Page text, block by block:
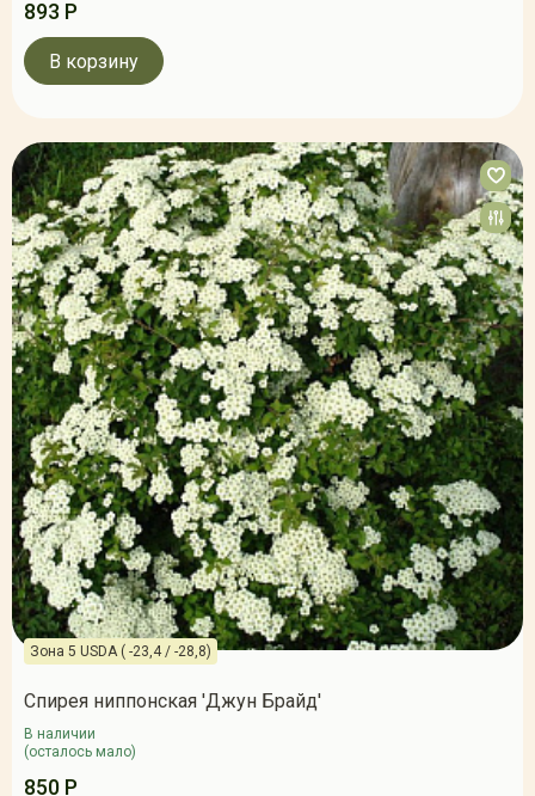
893 Р
В корзину
Зона 5 USDA ( -23,4 / -28,8)
Спирея ниппонская 'Джун Брайд'
В наличии
(осталось мало)
850 Р